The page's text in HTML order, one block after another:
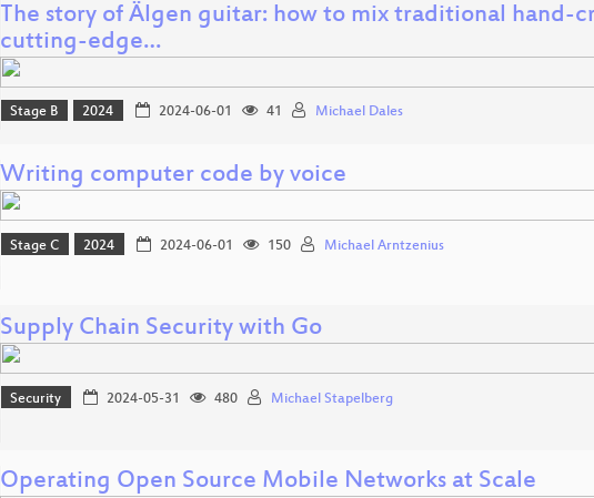
The story of Älgen guitar: how to mix traditional hand-
cutting-edge…
Stage B 2024 2024-06-01 41 Michael Dales
Writing computer code by voice
Stage C 2024 2024-06-01 150 Michael Arntzenius
Supply Chain Security with Go
Security 2024-05-31 480 Michael Stapelberg
Operating Open Source Mobile Networks at Scale